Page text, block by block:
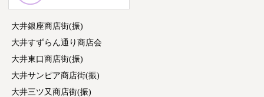
大井銀座商店街(振)
大井すずらん通り商店会
大井東口商店街(振)
大井サンピア商店街(振)
大井三ツ又商店街(振)